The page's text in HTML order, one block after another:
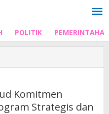
POLITIK
Komitmen
Strategis dan